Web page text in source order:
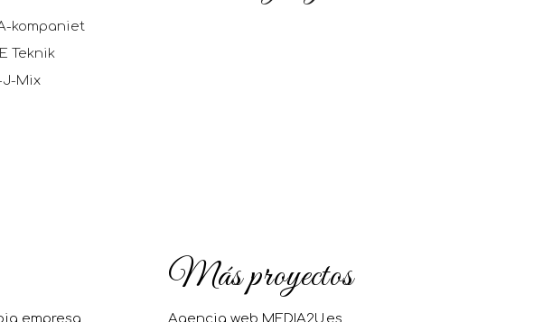
kompaniet
Teknik
J-Mix
empresa
Más proyectos
Agencia web MEDIA2U.es